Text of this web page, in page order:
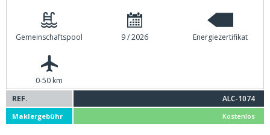
Gemeinschaftspool 9 / 2026 Energiezertifikat
0-50 km
REF.
ALC-1074
Maklergebühr Kostenlos